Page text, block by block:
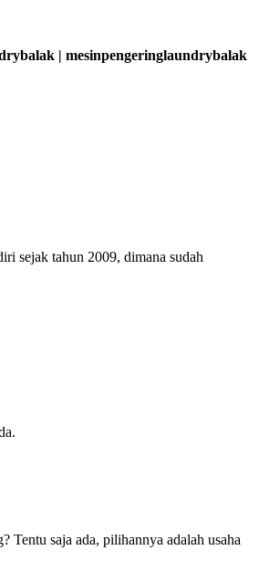
| mesinpengeringlaundrybalak
sejak tahun 2009, dimana sudah
Tentu saja ada, pilihannya adalah usaha